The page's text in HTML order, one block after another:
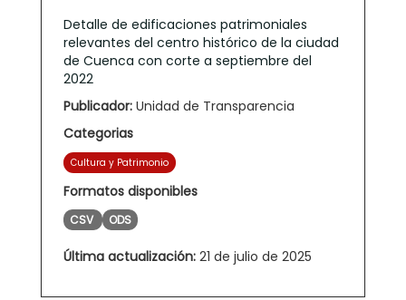
Detalle de edificaciones patrimoniales
relevantes del centro histórico de la ciudad
de Cuenca con corte a septiembre del
2022
Publicador: Unidad de Transparencia
Categorias
Cultura y Patrimonio
Formatos disponibles
CSV ODS
Última actualización: 21 de julio de 2025